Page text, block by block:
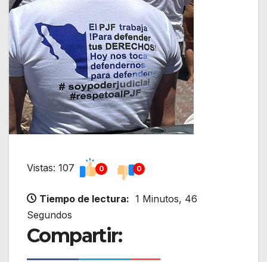
Vistas: 107 0 0
Tiempo de lectura: 1 Minutos, 46
Segundos
Compartir: